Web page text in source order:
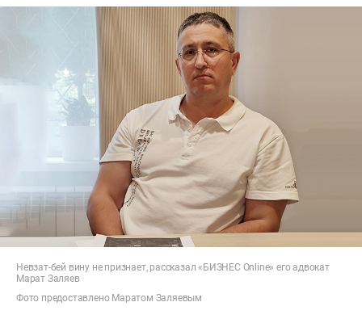
плюс на 3,2 млн рублей при выручке в 357
миллионов. В арбитраже требования к компании
предъявлял только пенсионный фонд — об
уплате обязательных взносов в сумме на 48 тыс.
рублей.
Невзат-бей вину не признает, рассказал «БИЗНЕС Online» его адвокат
Марат Заляев
Фото предоставлено Маратом Заляевым